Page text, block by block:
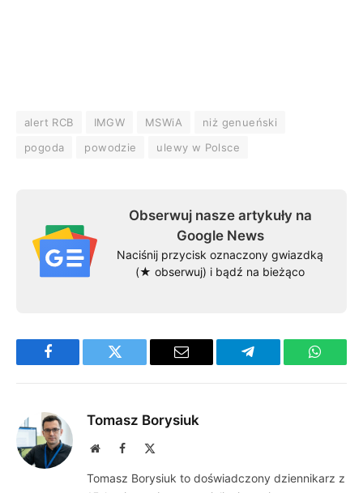
alert RCB IMGW MSWiA
niż genueński
pogoda
powodzie ulewy w Polsce
Obserwuj nasze artykuły na
Google News
Naciśnij przycisk oznaczony gwiazdką
(★ obserwuj) i bądź na bieżąco
Facebook Twitter Email Telegram
Tomasz Borysiuk
WebsiteFacebook
Tomasz Borysiuk to doświadczony dziennikarz z